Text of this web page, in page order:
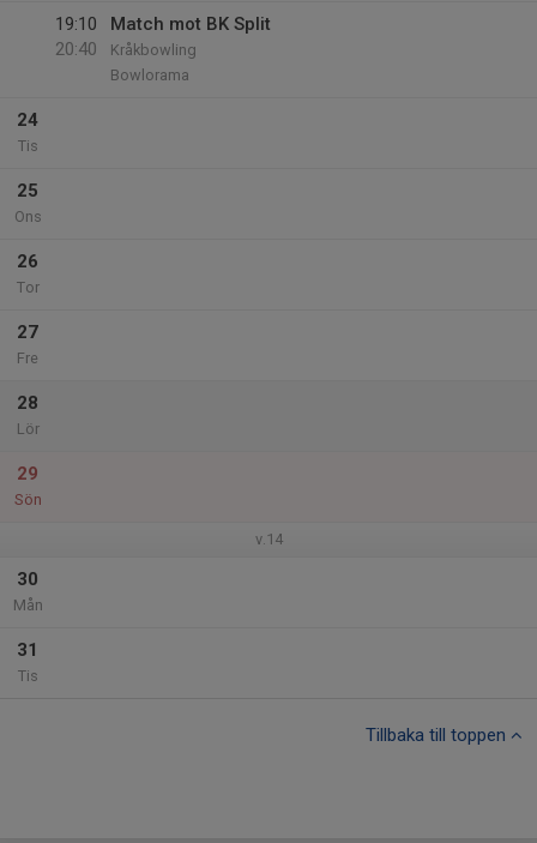
19:10
20:40
Match mot BK Split
Kråkbowling
Bowlorama
24
Tis
25
Ons
26
Tor
27
Fre
28
Lör
29
Sön
v.14
30
Mån
31
Tis
Tillbaka till toppen